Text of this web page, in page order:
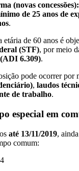
(novas concessões):
de 25 anos de
.
etária de 60 anos é
(STF), por meio
6.309).
pode ocorrer por
, laudos
de trabalho.
especial em
até 13/11/2019,
comum: